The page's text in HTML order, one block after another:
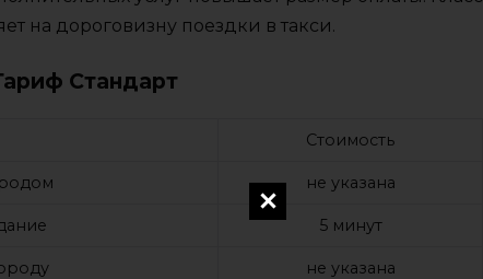
на дороговизну поездки в такси.
Стандарт
Стоимость
не указана
5 минут
не указана